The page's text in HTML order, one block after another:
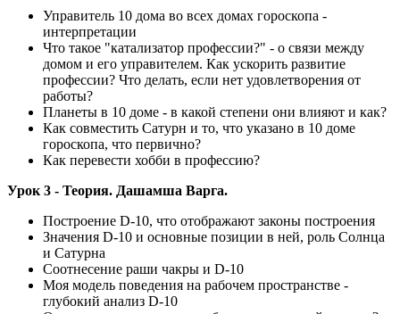
Управитель 10 дома во всех домах гороскопа -
интерпретации
Что такое "катализатор профессии?" - о связи между
домом и его управителем. Как ускорить развитие
профессии? Что делать, если нет удовлетворения от
работы?
Планеты в 10 доме - в какой степени они влияют и как?
Как совместить Сатурн и то, что указано в 10 доме
гороскопа, что первично?
Как перевести хобби в профессию?
Урок 3 - Теория. Дашамша Варга.
Построение D-10, что отображают законы построения
Значения D-10 и основные позиции в ней, роль Солнца
и Сатурна
Соотнесение раши чакры и D-10
Моя модель поведения на рабочем пространстве -
глубокий анализ D-10